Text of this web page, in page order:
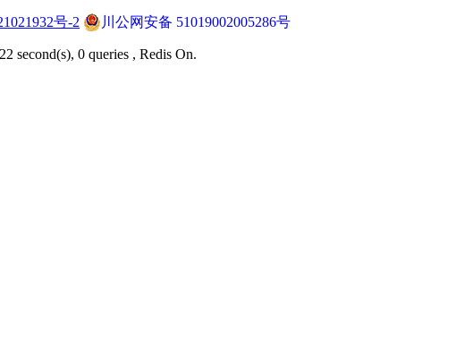
号-2 川公网安备 51019002005286号
second(s), 0 queries , Redis On.